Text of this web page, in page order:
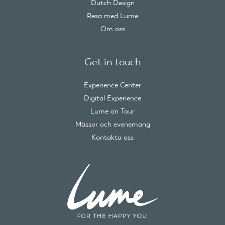
Dutch Design
Resa med Lume
Om oss
Get in touch
Experience Center
Digital Experience
Lume on Tour
Mässor och evenemang
Kontakta oss